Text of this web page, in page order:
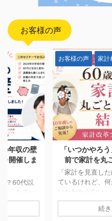
お客様の声
2026/6/8
年収の壁
開催しま
？60代以
」をテー
た。 「年
お客様の声 家計
「いつかやろ
前で家計を丸
「家計を見直し
ているけれど、
いかわからない
ながら、なかな
少なくありませ
続